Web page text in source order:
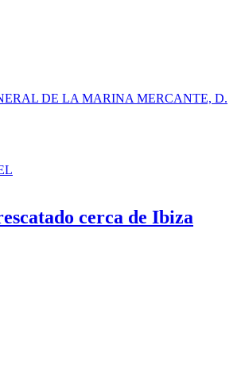
DE LA MARINA MERCANTE, D.
cerca de Ibiza